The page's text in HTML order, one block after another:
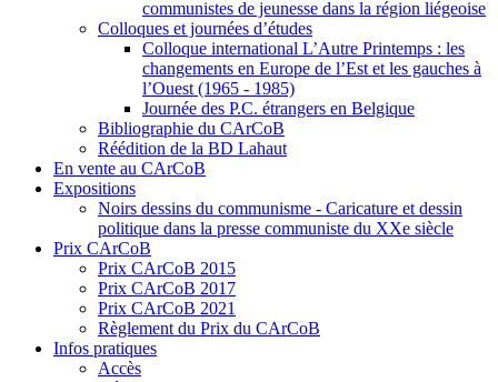
communistes de jeunesse dans la région liégeoise
Colloques et journées d’études
Colloque international L’Autre Printemps : les
changements en Europe de l’Est et les gauches à
l’Ouest (1965 - 1985)
Journée des P.C. étrangers en Belgique
Bibliographie du CArCoB
Réédition de la BD Lahaut
En vente au CArCoB
Expositions
Noirs dessins du communisme - Caricature et dessin
politique dans la presse communiste du XXe siècle
Prix CArCoB
Prix CArCoB 2015
Prix CArCoB 2017
Prix CArCoB 2021
Règlement du Prix du CArCoB
Infos pratiques
Accès